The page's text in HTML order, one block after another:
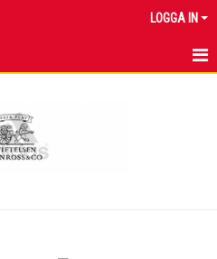
LOGGA IN